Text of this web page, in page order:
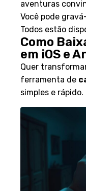
aventuras
Você pode
Todos estão
Como
em iOS e
Quer
ferramenta de
simples e rápido.